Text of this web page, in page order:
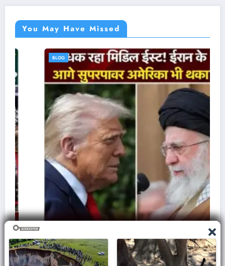
You May Have Missed
ज़मीन पर आक्रमण करने से क्यों घबराती है अमेरिकी सेना,